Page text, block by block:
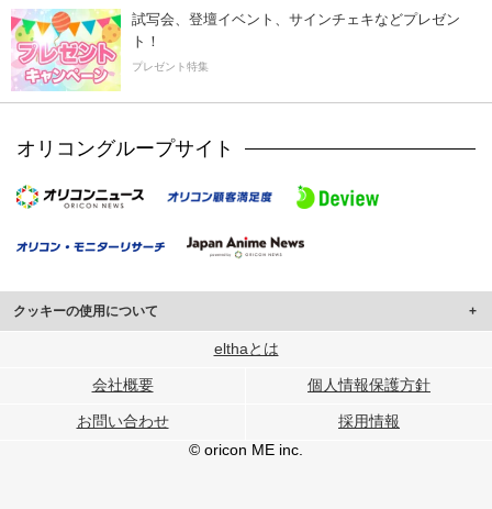
試写会、登壇イベント、サインチェキなどプレゼン
ト！
プレゼント特集
オリコングループサイト
クッキーの使用について
このサイトでは Cookie を使用して、ユーザーに合わせたコンテンツや広告の
行っています。
メディアや広告配信、データ解析の各パートナーに提供しています。
各パートナーは、この情報とユーザーが各パートナーに提供した他の情報や、
ユーザーが各パートナーのサービスを使用したときに収集した他の情報を組み
elthaとは
会社概要 個人情報保護方針
お問い合わせ
採用情報
© oricon ME inc.